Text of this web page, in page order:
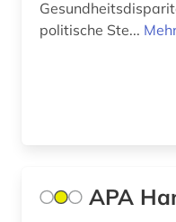
politische Ste...
APA